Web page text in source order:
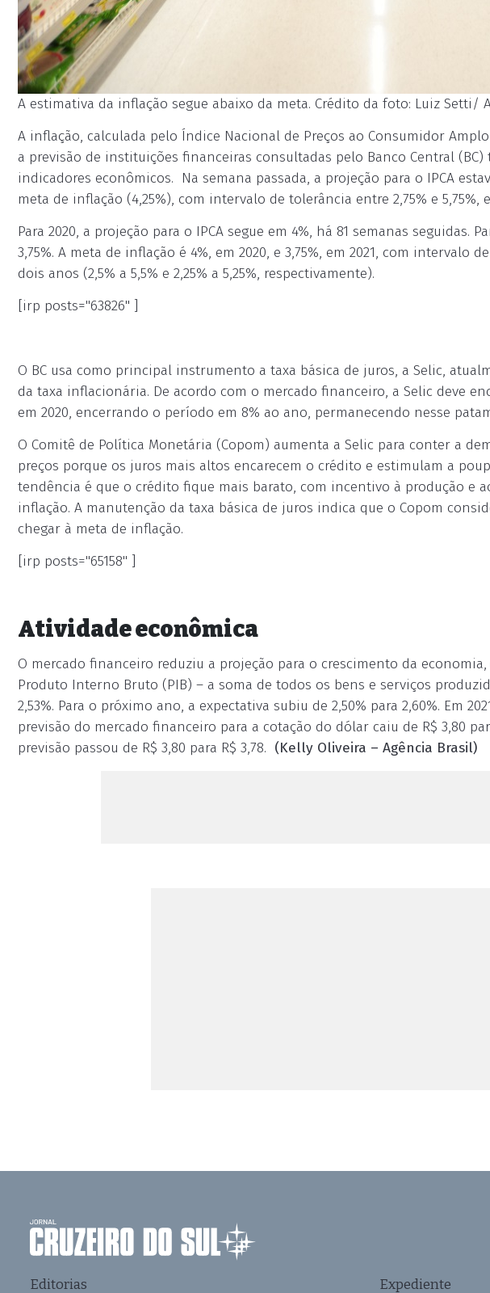
A estimativa da inflação segue abaixo da meta. Crédito da foto: Luiz Setti/
A inflação, calculada pelo Índice Nacional de Preços ao Consumidor Amplo
a previsão de instituições financeiras consultadas pelo Banco Central
indicadores econômicos. Na semana passada, a projeção para o IPCA
meta de inflação (4,25%), com intervalo de tolerância entre 2,75% e 5,75%,
Para 2020, a projeção para o IPCA segue em 4%, há 81 semanas seguidas.
3,75%. A meta de inflação é 4%, em 2020, e 3,75%, em 2021, com intervalo
dois anos (2,5% a 5,5% e 2,25% a 5,25%, respectivamente).
[irp posts="63826" ]
O BC usa como principal instrumento a taxa básica de juros, a Selic,
da taxa inflacionária. De acordo com o mercado financeiro, a Selic deve
em 2020, encerrando o período em 8% ao ano, permanecendo nesse
O Comitê de Política Monetária (Copom) aumenta a Selic para conter a
preços porque os juros mais altos encarecem o crédito e estimulam a
tendência é que o crédito fique mais barato, com incentivo à produção e
inflação. A manutenção da taxa básica de juros indica que o Copom
chegar à meta de inflação.
[irp posts="65158" ]
Atividade econômica
O mercado financeiro reduziu a projeção para o crescimento da
Produto Interno Bruto (PIB) – a soma de todos os bens e serviços
2,53%. Para o próximo ano, a expectativa subiu de 2,50% para 2,60%. Em
previsão do mercado financeiro para a cotação do dólar caiu de R$ 3,80
previsão passou de R$ 3,80 para R$ 3,78. (Kelly Oliveira – Agência Brasil)
Editorias Expediente